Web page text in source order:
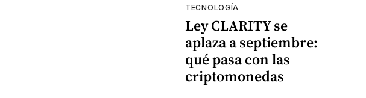
TECNOLOGÍA
Ley CLARITY se
aplaza a septiembre:
qué pasa con las
criptomonedas